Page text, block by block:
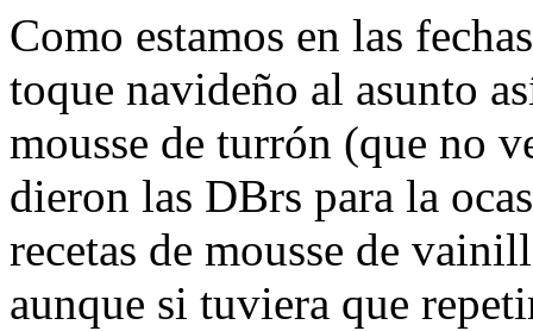
Como estamos en las
toque navideño al asunto
mousse de turrón (que no
dieron las DBrs para la
recetas de mousse de
aunque si tuviera que